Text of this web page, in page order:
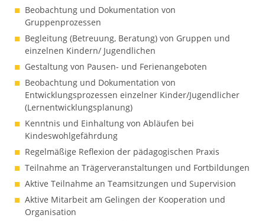
Beobachtung und Dokumentation von
Gruppenprozessen
Begleitung (Betreuung, Beratung) von Gruppen und
einzelnen Kindern/ Jugendlichen
Gestaltung von Pausen- und Ferienangeboten
Beobachtung und Dokumentation von
Entwicklungsprozessen einzelner Kinder/Jugendlicher
(Lernentwicklungsplanung)
Kenntnis und Einhaltung von Abläufen bei
Kindeswohlgefährdung
Regelmäßige Reflexion der pädagogischen Praxis
Teilnahme an Trägerveranstaltungen und Fortbildungen
Aktive Teilnahme an Teamsitzungen und Supervision
Aktive Mitarbeit am Gelingen der Kooperation und
Organisation